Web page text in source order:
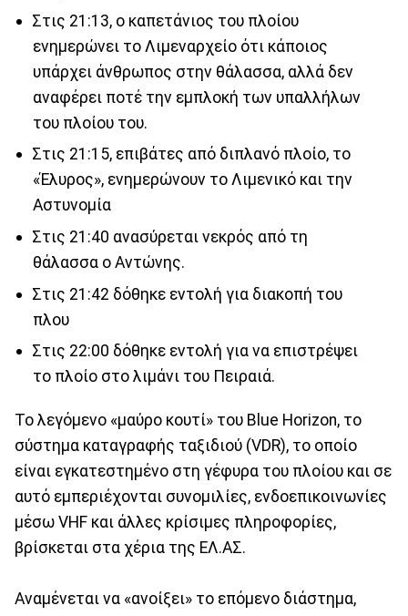
Στις 21:13, ο καπετάνιος του πλοίου
ενημερώνει το Λιμεναρχείο ότι κάποιος
υπάρχει άνθρωπος στην θάλασσα, αλλά δεν
αναφέρει ποτέ την εμπλοκή των υπαλλήλων
του πλοίου του.
Στις 21:15, επιβάτες από διπλανό πλοίο, το
«Έλυρος», ενημερώνουν το Λιμενικό και την
Αστυνομία
Στις 21:40 ανασύρεται νεκρός από τη
θάλασσα ο Αντώνης.
Στις 21:42 δόθηκε εντολή για διακοπή του
πλου
Στις 22:00 δόθηκε εντολή για να επιστρέψει
το πλοίο στο λιμάνι του Πειραιά.
Το λεγόμενο «μαύρο κουτί» του Blue Horizon, το
σύστημα καταγραφής ταξιδιού (VDR), το οποίο
είναι εγκατεστημένο στη γέφυρα του πλοίου και σε
αυτό εμπεριέχονται συνομιλίες, ενδοεπικοινωνίες
μέσω VHF και άλλες κρίσιμες πληροφορίες,
βρίσκεται στα χέρια της ΕΛ.ΑΣ.
Αναμένεται να «ανοίξει» το επόμενο διάστημα,